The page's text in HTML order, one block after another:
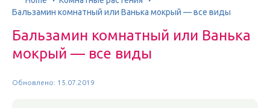
Бальзамин комнатный или Ванька мокрый — все виды
Бальзамин комнатный или Ванька
мокрый — все виды
Обновлено: 15.07.2019